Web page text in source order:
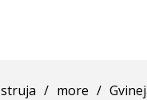
struja / more /